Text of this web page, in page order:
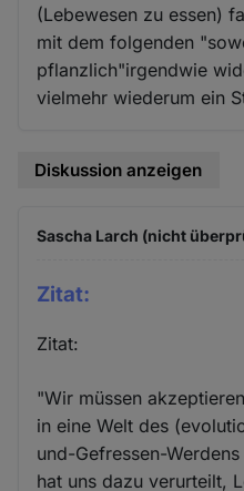
(Lebewesen zu essen)
mit dem folgenden
pflanzlich"irgendwie
vielmehr wiederum ein
Diskussion anzeigen
Sascha Larch (nicht
Zitat:
Zitat:
"Wir müssen
in eine Welt des
und-Gefressen-
hat uns dazu verurteilt,